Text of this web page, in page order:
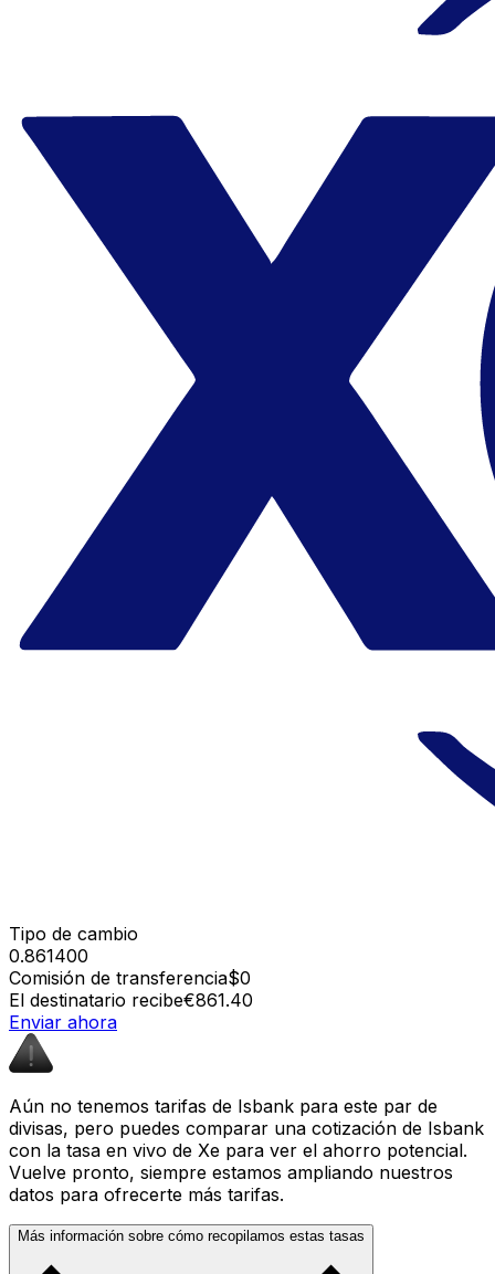
Tipo de cambio
0.861400
Comisión de transferencia$0
El destinatario recibe€861.40
Enviar ahora
Aún no tenemos tarifas de Isbank para este par de
divisas, pero puedes comparar una cotización de Isbank
con la tasa en vivo de Xe para ver el ahorro potencial.
Vuelve pronto, siempre estamos ampliando nuestros
datos para ofrecerte más tarifas.
Más información sobre cómo recopilamos estas tasas